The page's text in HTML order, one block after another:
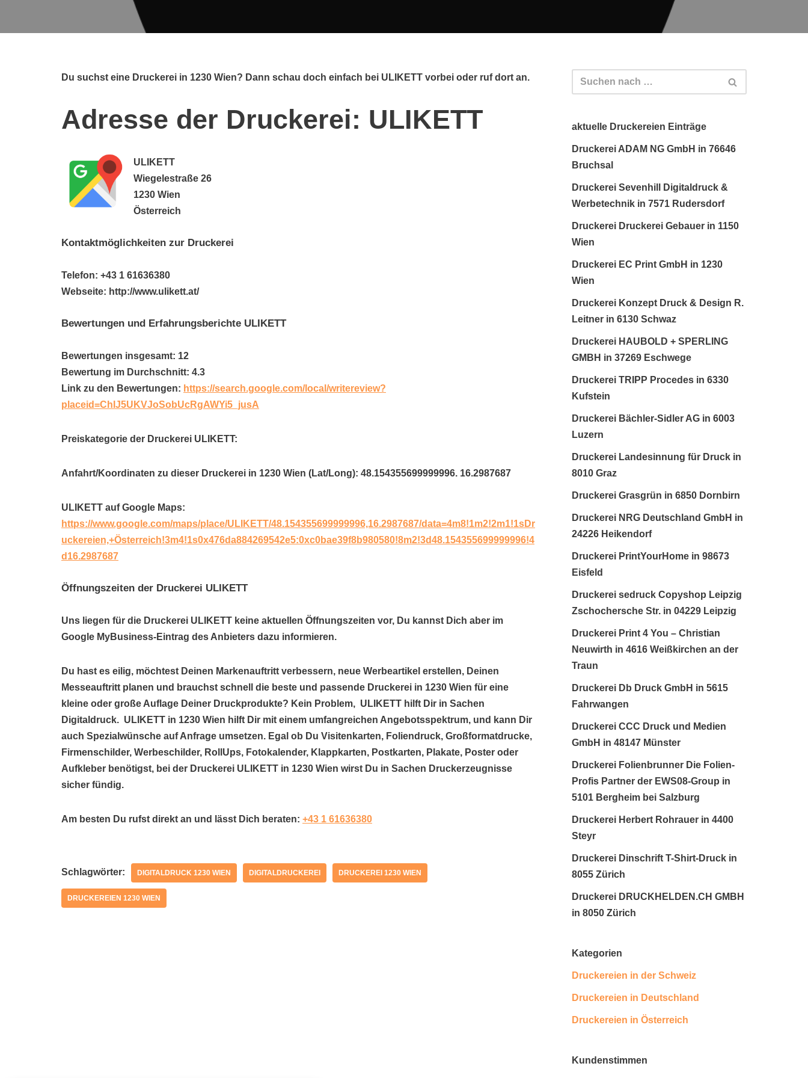
Du suchst eine Druckerei in 1230 Wien? Dann schau doch einfach bei ULIKETT vorbei oder ruf dort an.
Adresse der Druckerei: ULIKETT
ULIKETT
Wiegelestraße 26
1230 Wien
Österreich
Kontaktmöglichkeiten zur Druckerei
Telefon: +43 1 61636380
Webseite: http://www.ulikett.at/
Bewertungen und Erfahrungsberichte ULIKETT
Bewertungen insgesamt: 12
Bewertung im Durchschnitt: 4.3
Link zu den Bewertungen: https://search.google.com/local/writereview?
placeid=ChIJ5UKVJoSobUcRgAWYi5_jusA
Preiskategorie der Druckerei ULIKETT:
Anfahrt/Koordinaten zu dieser Druckerei in 1230 Wien (Lat/Long): 48.154355699999996. 16.2987687
ULIKETT auf Google Maps:
https://www.google.com/maps/place/ULIKETT/48.154355699999996,16.2987687/data=4m8!1m2!2m1!1sDr
uckereien,+Österreich!3m4!1s0x476da884269542e5:0xc0bae39f8b980580!8m2!3d48.154355699999996!4
d16.2987687
Öffnungszeiten der Druckerei ULIKETT
Uns liegen für die Druckerei ULIKETT keine aktuellen Öffnungszeiten vor, Du kannst Dich aber im
Google MyBusiness-Eintrag des Anbieters dazu informieren.
Du hast es eilig, möchtest Deinen Markenauftritt verbessern, neue Werbeartikel erstellen, Deinen
Messeauftritt planen und brauchst schnell die beste und passende Druckerei in 1230 Wien für eine
kleine oder große Auflage Deiner Druckprodukte? Kein Problem, ULIKETT hilft Dir in Sachen
Digitaldruck. ULIKETT in 1230 Wien hilft Dir mit einem umfangreichen Angebotsspektrum, und kann Dir
auch Spezialwünsche auf Anfrage umsetzen. Egal ob Du Visitenkarten, Foliendruck, Großformatdrucke,
Firmenschilder, Werbeschilder, RollUps, Fotokalender, Klappkarten, Postkarten, Plakate, Poster oder
Aufkleber benötigst, bei der Druckerei ULIKETT in 1230 Wien wirst Du in Sachen Druckerzeugnisse
sicher fündig.
Am besten Du rufst direkt an und lässt Dich beraten: +43 1 61636380
Schlagwörter: DIGITALDRUCK 1230 WIEN DIGITALDRUCKEREI DRUCKEREI 1230 WIEN
DRUCKEREIEN 1230 WIEN
aktuelle Druckereien Einträge
Druckerei ADAM NG GmbH in 76646
Bruchsal
Druckerei Sevenhill Digitaldruck &
Werbetechnik in 7571 Rudersdorf
Druckerei Druckerei Gebauer in 1150
Wien
Druckerei EC Print GmbH in 1230
Wien
Druckerei Konzept Druck & Design R.
Leitner in 6130 Schwaz
Druckerei HAUBOLD + SPERLING
GMBH in 37269 Eschwege
Druckerei TRIPP Procedes in 6330
Kufstein
Druckerei Bächler-Sidler AG in 6003
Luzern
Druckerei Landesinnung für Druck in
8010 Graz
Druckerei Grasgrün in 6850 Dornbirn
Druckerei NRG Deutschland GmbH in
24226 Heikendorf
Druckerei PrintYourHome in 98673
Eisfeld
Druckerei sedruck Copyshop Leipzig
Zschochersche Str. in 04229 Leipzig
Druckerei Print 4 You – Christian
Neuwirth in 4616 Weißkirchen an der
Traun
Druckerei Db Druck GmbH in 5615
Fahrwangen
Druckerei CCC Druck und Medien
GmbH in 48147 Münster
Druckerei Folienbrunner Die Folien-
Profis Partner der EWS08-Group in
5101 Bergheim bei Salzburg
Druckerei Herbert Rohrauer in 4400
Steyr
Druckerei Dinschrift T-Shirt-Druck in
8055 Zürich
Druckerei DRUCKHELDEN.CH GMBH
in 8050 Zürich
Kategorien
Druckereien in der Schweiz
Druckereien in Deutschland
Druckereien in Österreich
Kundenstimmen